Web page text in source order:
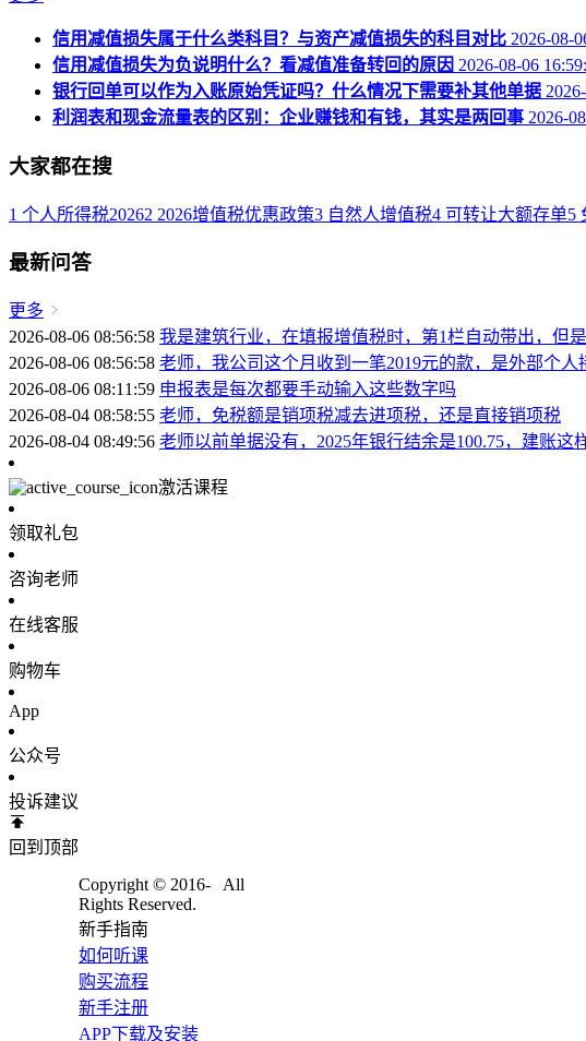
信用减值损失属于什么类科目？与资产减值损失的科目对比 2026-08-
信用减值损失为负说明什么？看减值准备转回的原因 2026-08-06
银行回单可以作为入账原始凭证吗？什么情况下需要补其他单据
利润表和现金流量表的区别：企业赚钱和有钱，其实是两回事 2026-
大家都在搜
1 个人所得税20262 2026增值税优惠政策3 自然人增值税4 可转让大额存单5
最新问答
更多
2026-08-06 08:56:58 我是建筑行业，在填报增值税时，第1栏自动带出，但
2026-08-06 08:56:58 老师，我公司这个月收到一笔2019元的款，是外部个
2026-08-06 08:11:59 申报表是每次都要手动输入这些数字吗
2026-08-04 08:58:55 老师，免税额是销项税减去进项税，还是直接销项税
2026-08-04 08:49:56 老师以前单据没有，2025年银行结余是100.75，建账
激活课程
领取礼包
咨询老师
在线客服
购物车
App
公众号
投诉建议
回到顶部
Copyright © 2016-
All
Rights Reserved.
新手指南
如何听课
购买流程
新手注册
APP下载及安装